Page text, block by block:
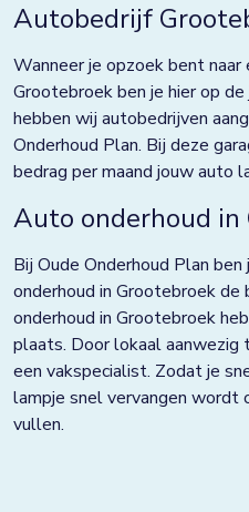
Haaksbergen
Hardenberg
Heerjansdam
Helmond
Hengelo
Horst
Houten
Huissen
Kampen
Kolham
Autobedrijf
Wanneer je opzoek bent naar
Grootebroek ben je hier op
hebben wij autobedrijven
Onderhoud Plan. Bij deze
bedrag per maand jouw auto
Auto onderhoud in
Bij Oude Onderhoud Plan
onderhoud in Grootebroek
onderhoud in Grootebroek
plaats. Door lokaal
een vakspecialist. Zodat je
lampje snel vervangen
vullen.